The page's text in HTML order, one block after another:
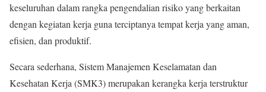
keseluruhan dalam rangka pengendalian risiko yang berkaitan
dengan kegiatan kerja guna terciptanya tempat kerja yang aman,
efisien, dan produktif.
Secara sederhana, Sistem Manajemen Keselamatan dan
Kesehatan Kerja (SMK3) merupakan kerangka kerja terstruktur